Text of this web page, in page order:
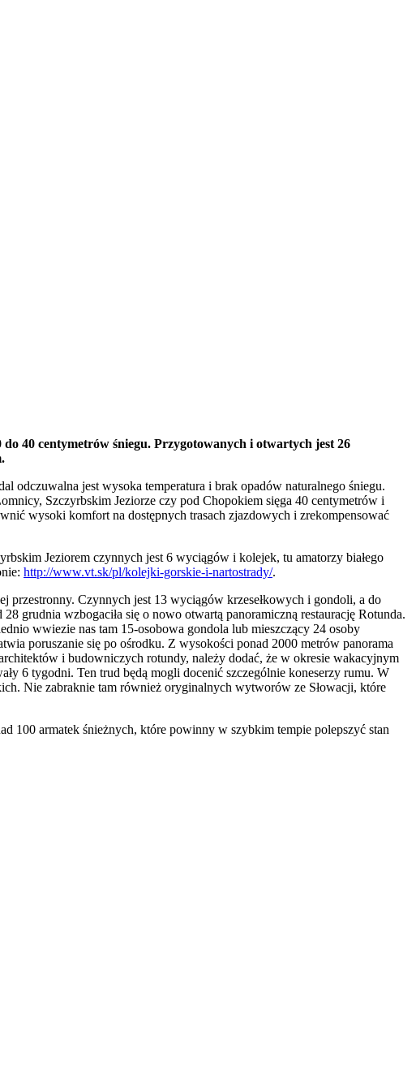
40 centymetrów śniegu. Przygotowanych i otwartych jest 26
odczuwalna jest wysoka temperatura i brak opadów naturalnego śniegu.
Szczyrbskim Jeziorze czy pod Chopokiem sięga 40 centymetrów i
wysoki komfort na dostępnych trasach zjazdowych i zrekompensować
Jeziorem czynnych jest 6 wyciągów i kolejek, tu amatorzy białego
http://www.vt.sk/pl/kolejki-gorskie-i-nartostrady/.
przestronny. Czynnych jest 13 wyciągów krzesełkowych i gondoli, a do
grudnia wzbogaciła się o nowo otwartą panoramiczną restaurację Rotunda.
wwiezie nas tam 15-osobowa gondola lub mieszczący 24 osoby
poruszanie się po ośrodku. Z wysokości ponad 2000 metrów panorama
i budowniczych rotundy, należy dodać, że w okresie wakacyjnym
6 tygodni. Ten trud będą mogli docenić szczególnie koneserzy rumu. W
Nie zabraknie tam również oryginalnych wytworów ze Słowacji, które
100 armatek śnieżnych, które powinny w szybkim tempie polepszyć stan